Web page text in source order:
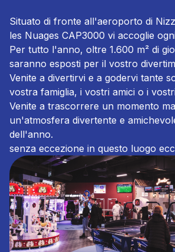
Situato di fronte all'aeroporto di
les Nuages CAP3000 vi accoglie
Per tutto l'anno, oltre 1.600 m² di
saranno esposti per il vostro
Venite a divertirvi e a godervi tante
vostra famiglia, i vostri amici o i
Venite a trascorrere un momento
un'atmosfera divertente e
dell'anno.
senza eccezione in questo luogo